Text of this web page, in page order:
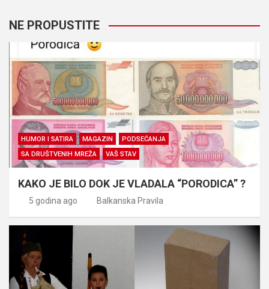
NE PROPUSTITE
HUMOR I SATIRA MAGAZIN
PODSEĆANJA
SA DRUŠTVENIH MREŽA
VAŠ STAV
KAKO JE BILO DOK JE VLADALA “PORODICA” ?
5 godina ago Balkanska Pravila